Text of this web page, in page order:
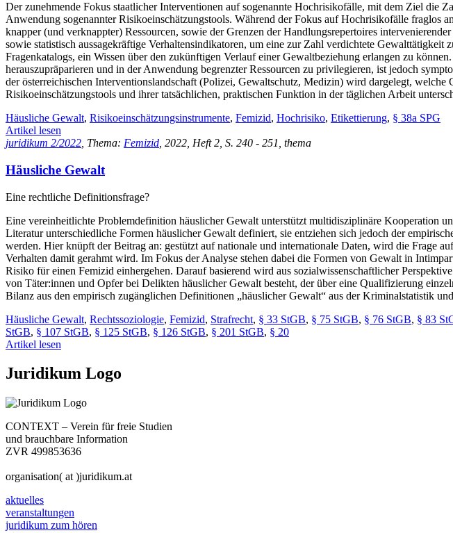
Der zunehmende Fokus staatlicher Interventionen auf sogenannte Hochrisikofälle, mit dem Ziel die
Anwendung sogenannter Risikoeinschätzungstools. Während der Fokus auf Hochrisikofälle fraglos
knapper (und verknappter) Ressourcen, sowie der Grenzen der Handlungsrepertoires
sowie statistisch aussagekräftige Verhaltensindikatoren, um eine zur Zahl verdichtete
Fragenkatalogs, ein Wissen über den zukünftigen Verlauf einer Gewaltbeziehung erlangen zu
herauszupräparieren und in der Anwendung begrenzter Ressourcen zu privilegieren, ist jedoch
der österreichischen Interventionslandschaft (Polizei, Gewaltschutz, Medizin) wird dargelegt,
Risikoeinschätzungstools und ihrer tatsächlichen, praktischen Funktion in der täglichen Arbeit
Häusliche Gewalt, Risikoeinschätzungsinstrumente, Femizid, Hochrisiko, Etikettierung, § 38a SPG
Artikel lesen
juridikum 2/2022 , Thema: Femizid , 2022, Heft 2, S. 240 - 251, thema
Häusliche Gewalt
Eine rechtliche Definitionsfrage?
Eine vereinheitlichte Problemdefinition häuslicher Gewalt unterstützt multidisziplinäre Kooperation
Literatur unterschiedliche Formen häuslicher Gewalt definiert, sie entziehen sich jedoch der
werden. Hier knüpft der Beitrag an: gestützt auf nationale und internationale Daten, wird die Frage
Verhalten damit gerahmt wird. Im Fokus der Analyse stehen dabei die Formen von Gewalt in
Risiko für einen Femizid einhergehen. Darauf basierend wird aus sozialwissenschaftlicher
von Täter:innen und Opfer bei Delikten häuslicher Gewalt besteht, der über eine Qualifizierung
Bilanz aus den empirisch zugänglichen Definitionen „häuslicher Gewalt“ aus der Kriminalstatistik
Häusliche Gewalt, Rechtssoziologie, Femizid, Strafrecht, § 33 StGB, § 75 StGB, § 76 StGB, § 83
StGB, § 107 StGB, § 125 StGB, § 126 StGB, § 201 StGB, § 20
Artikel lesen
Juridikum Logo
CONTEXT – Verein für freie Studien
und brauchbare Information
ZVR 499853636
organisation( at )juridikum.at
aktuelles
veranstaltungen
juridikum zum hören